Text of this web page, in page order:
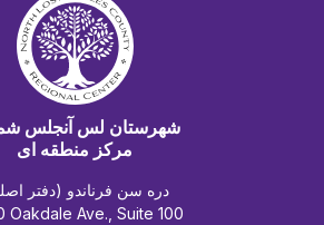
شهرستان لس آنجلس
مرکز منطقه ای
دره سن فرناندو (دفتر
Oakdale Ave., Suite 100